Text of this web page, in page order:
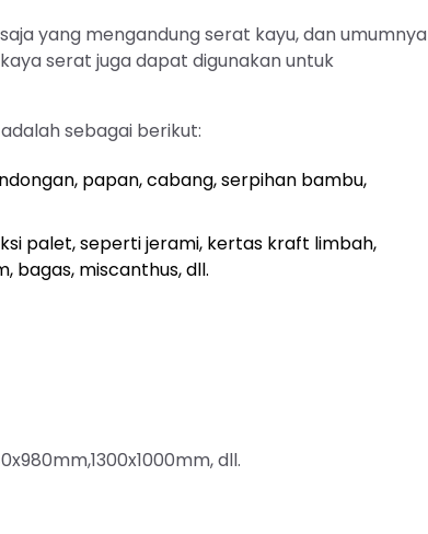
yang mengandung serat kayu, dan umumnya
serat juga dapat digunakan untuk
sebagai berikut:
papan, cabang, serpihan bambu,
palet, seperti jerami, kertas kraft limbah,
bagas, miscanthus, dll.
dll.